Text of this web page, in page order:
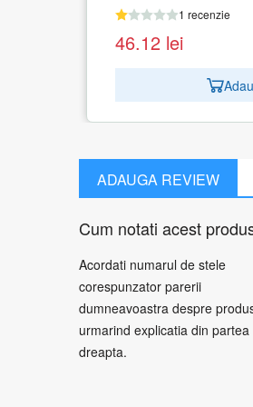
1 recenzie
46.12 lei
ADAUGA REVIEW
Cum notati acest
Acordati numarul de stele
corespunzator parerii
dumneavoastra despre
urmarind explicatia din partea
dreapta.